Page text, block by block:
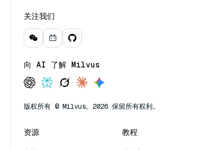
关注我们
向 AI 了解 Milvus
版权所有 © Milvus。2026 保留所有权利。
资源 教程